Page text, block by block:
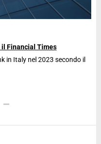
Financial Times
in Italy nel 2023 secondo il